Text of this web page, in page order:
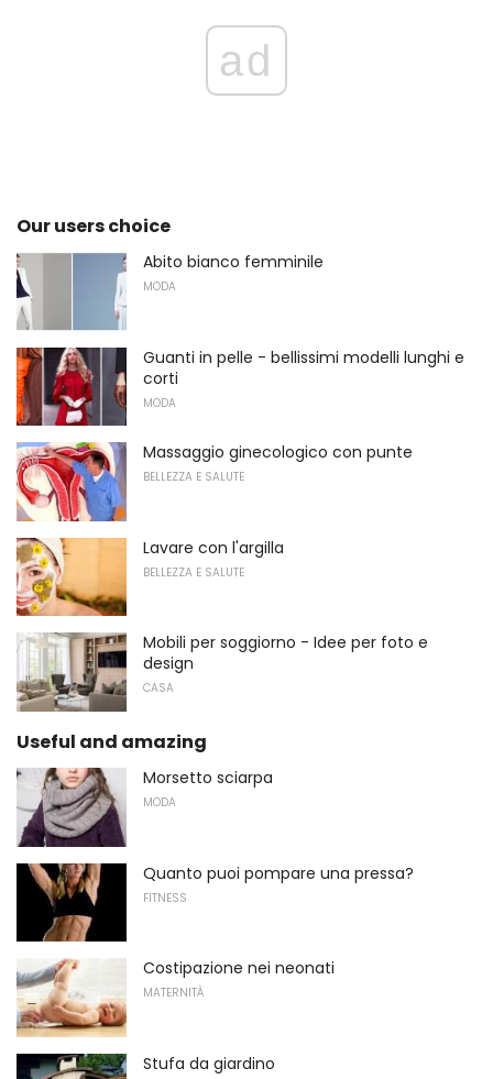
ad
Our users choice
Abito bianco femminile
MODA
Guanti in pelle - bellissimi modelli lunghi e
corti
MODA
Massaggio ginecologico con punte
BELLEZZA E SALUTE
Lavare con l'argilla
BELLEZZA E SALUTE
Mobili per soggiorno - Idee per foto e
design
CASA
Useful and amazing
Morsetto sciarpa
MODA
Quanto puoi pompare una pressa?
FITNESS
Costipazione nei neonati
MATERNITÀ
Stufa da giardino